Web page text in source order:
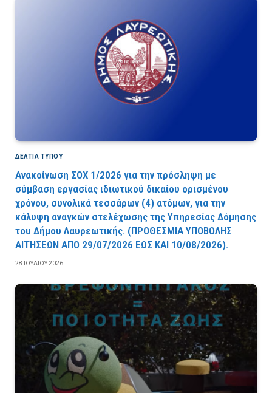
ΔΕΛΤΙΑ ΤΥΠΟΥ
Ανακοίνωση ΣΟΧ 1/2026 για την πρόσληψη με
σύμβαση εργασίας ιδιωτικού δικαίου ορισμένου
χρόνου, συνολικά τεσσάρων (4) ατόμων, για την
κάλυψη αναγκών στελέχωσης της Υπηρεσίας Δόμησης
του Δήμου Λαυρεωτικής. (ΠPOΘEΣMIA YΠOBOΛHΣ
AITHΣEΩN AΠO 29/07/2026 EΩΣ KAI 10/08/2026).
28 ΙΟΥΛΊΟΥ 2026